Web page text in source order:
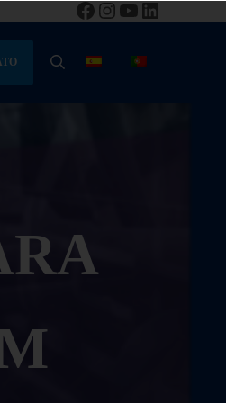
Facebook
Instagram
YouTube
LinkedIn
PESQUISA